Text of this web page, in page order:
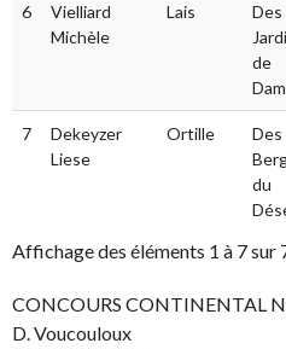
6
Vielliard
Michèle
Lais
Des
de
7
Dekeyzer
Liese
Ortille
Des
du
Affichage des éléments 1 à 7 sur
CONCOURS CONTINENTAL
D. Voucouloux